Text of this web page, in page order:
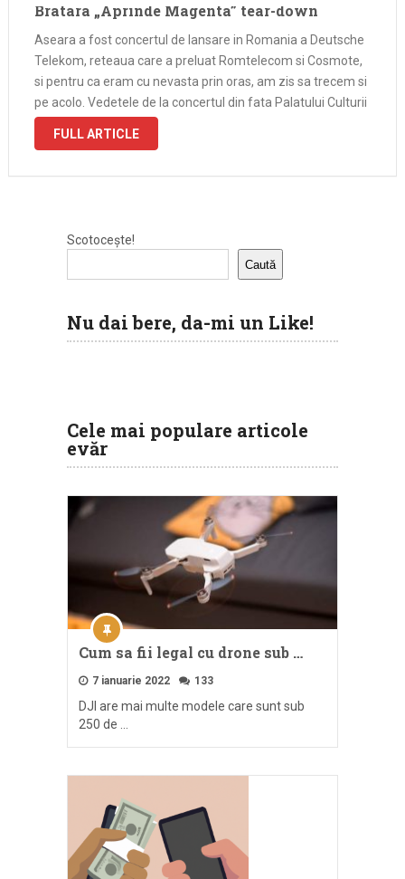
Bratara „Aprinde Magenta” tear-down
Aseara a fost concertul de lansare in Romania a Deutsche
Telekom, reteaua care a preluat Romtelecom si Cosmote,
si pentru ca eram cu nevasta prin oras, am zis sa trecem si
pe acolo. Vedetele de la concertul din fata Palatului Culturii
au fost Lala Band, 3 Sud …
FULL ARTICLE
Scotocește!
Caută
Nu dai bere, da-mi un Like!
Cele mai populare articole
evăr
Cum sa fii legal cu drone sub …
7 ianuarie 2022 133
DJI are mai multe modele care sunt sub
250 de …